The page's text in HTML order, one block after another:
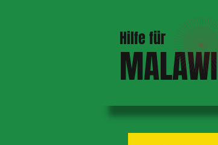
Hilfe für
MALAWI